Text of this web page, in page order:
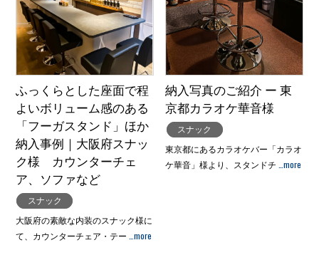
ふっくらとした座面で程
よいボリューム感のある
「フーガスタンド」ほか
納入事例｜大阪府スナッ
ク様 カウンターチェ
ア、ソファなど
スナック
大阪府の素敵な内装のスナック様に
て、カウンターチェア・テー
…more
納入写真のご紹介 ー 東
京都カラオケ華音様
スナック
東京都にあるカラオケバー「カラオ
ケ華音」様より、スタンドチ …more